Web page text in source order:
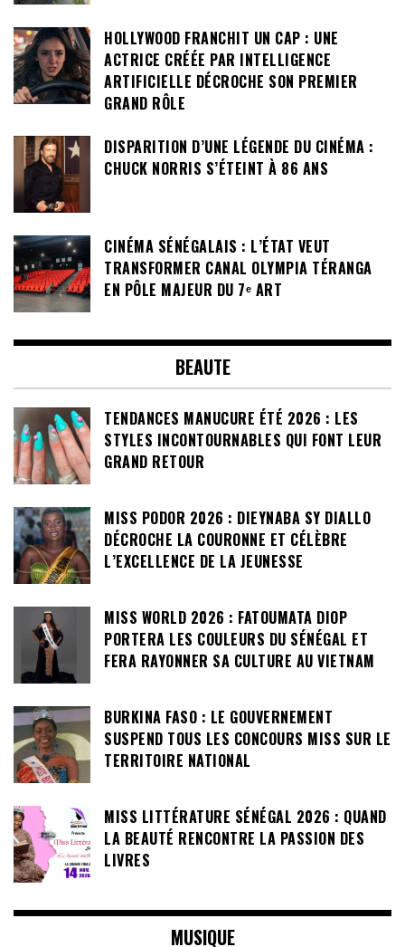
HOLLYWOOD FRANCHIT UN CAP : UNE
ACTRICE CRÉÉE PAR INTELLIGENCE
ARTIFICIELLE DÉCROCHE SON PREMIER
GRAND RÔLE
DISPARITION D’UNE LÉGENDE DU CINÉMA :
CHUCK NORRIS S’ÉTEINT À 86 ANS
CINÉMA SÉNÉGALAIS : L’ÉTAT VEUT
TRANSFORMER CANAL OLYMPIA TÉRANGA
EN PÔLE MAJEUR DU 7ᵉ ART
BEAUTE
TENDANCES MANUCURE ÉTÉ 2026 : LES
STYLES INCONTOURNABLES QUI FONT LEUR
GRAND RETOUR
MISS PODOR 2026 : DIEYNABA SY DIALLO
DÉCROCHE LA COURONNE ET CÉLÈBRE
L’EXCELLENCE DE LA JEUNESSE
MISS WORLD 2026 : FATOUMATA DIOP
PORTERA LES COULEURS DU SÉNÉGAL ET
FERA RAYONNER SA CULTURE AU VIETNAM
BURKINA FASO : LE GOUVERNEMENT
SUSPEND TOUS LES CONCOURS MISS SUR LE
TERRITOIRE NATIONAL
MISS LITTÉRATURE SÉNÉGAL 2026 : QUAND
LA BEAUTÉ RENCONTRE LA PASSION DES
LIVRES
MUSIQUE